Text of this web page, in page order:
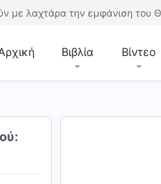
με λαχτάρα την εμφάνιση του
Βιβλία Βίντεο